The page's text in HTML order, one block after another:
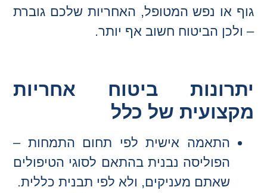
גוף או נפש המטופל, האחריות שלכם גוברת
– ולכן הביטוח חשוב אף יותר.
יתרונות ביטוח אחריות
מקצועית של כלל
התאמה אישית לפי תחום התמחות –
הפוליסה נבנית בהתאם לסוגי הטיפולים
שאתם מעניקים, ולא לפי תבנית כללית.